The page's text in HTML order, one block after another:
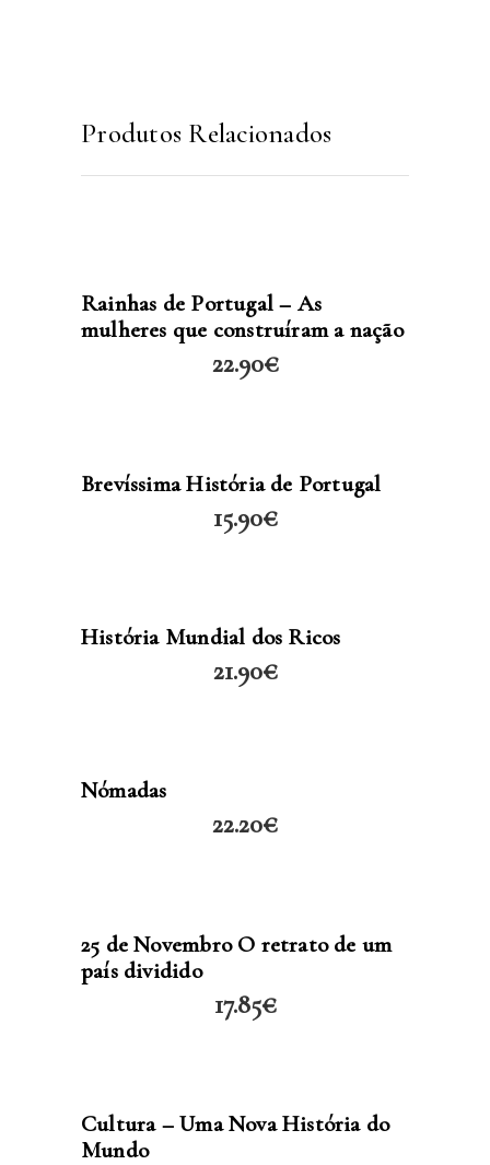
Produtos Relacionados
Rainhas de Portugal – As
mulheres que construíram a nação
22.90€
Brevíssima História de Portugal
15.90€
História Mundial dos Ricos
21.90€
Nómadas
22.20€
25 de Novembro O retrato de um
país dividido
17.85€
Cultura – Uma Nova História do
Mundo